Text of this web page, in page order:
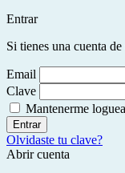
Entrar
Si tienes una cuenta
Email
Clave
Mantenerme
Entrar
Olvidaste tu clave?
Abrir cuenta